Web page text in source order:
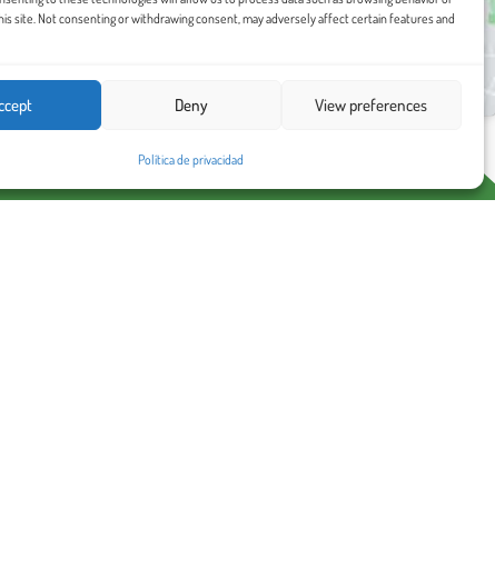
site. Not consenting or withdrawing consent, may adversely affect certain features and
Deny View preferences
Política de privacidad